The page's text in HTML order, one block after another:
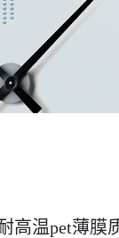
温pet薄膜